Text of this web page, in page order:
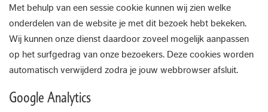
Met behulp van een sessie cookie kunnen wij zien welke
onderdelen van de website je met dit bezoek hebt bekeken.
Wij kunnen onze dienst daardoor zoveel mogelijk aanpassen
op het surfgedrag van onze bezoekers. Deze cookies worden
automatisch verwijderd zodra je jouw webbrowser afsluit.
Google Analytics